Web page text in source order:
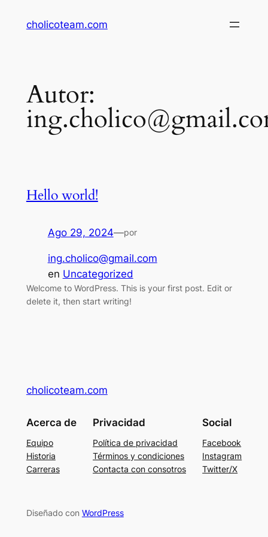
cholicoteam.com
Autor:
Hello world!
Ago 29, 2024—por
ing.cholico@gmail.com
en Uncategorized
Welcome to WordPress. This is your first post. Edit or
delete it, then start writing!
cholicoteam.com
Acerca de
Equipo
Historia
Carreras
Privacidad
Política de privacidad
Términos y condiciones
Contacta con consotros
Social
Facebook
Instagram
Twitter/X
Diseñado con WordPress